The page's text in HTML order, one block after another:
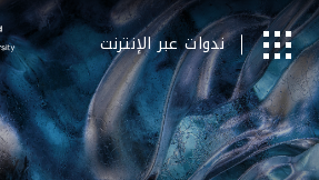
ندوات عبر الإنترنت